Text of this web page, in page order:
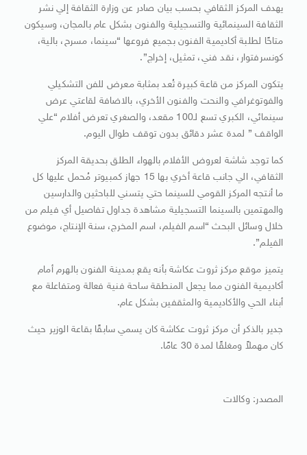
يهدف المركز الثقافي بحسب بيان صادر عن وزارة الثقافة إلي نشر
الثقافة السينمائية والتسجيلية والفنون بشكل عام بالمجان، وسيكون
متاحًا لطلبة أكاديمية الفنون بجميع فروعها “سينما، مسرح، بالية،
كونسرفتوار، نقد فني، تمثيل، إخراج”.
يتكون المركز من قاعة كبيرة تُعد بمثابة معرض للفن التشكيلي
والفوتوغرافي والنحت والفنون الأخري، بالاضافة لقاعتي عرض
سينمائي، الكبري تسع لـ100 مقعد، والصغري تعرض أفلام “علي
الواقف ” لمدة عشر دقائق بدون توقف طوال اليوم.
كما توجد شاشة لعروض الأفلام بالهواء الطلق بحديقة المركز
الثقافي، الي جانب قاعة أخري بها 15 جهاز كمبيوتر مُحمل عليها كل
ما أنتجه المركز القومي للسينما حتي يتسني للباحثين والدارسين
والمهتمين بالسينما التسجيلية مشاهدة جداول تفاصيل أي فيلم من
خلال وسائل البحث “اسم الفيلم، اسم المخرج، سنة الإنتاج، موضوع
الفيلم”.
يتميز موقع مركز ثروت عكاشة بأنه يقع بمدينة الفنون بالهرم أمام
أكاديمية الفنون مما يجعل المنطقة ساحة فنية فعالة ومتفاعلة مع
أبناء الحي والأكاديمية والمثقفين بشكل عام.
جدير بالذكر أن مركز ثروت عكاشة كان يسمي سابقًا بقاعة الوزير حيث
كان مهملاً ومغلقًا لمدة 30 عامًا.
المصدر: وكالات